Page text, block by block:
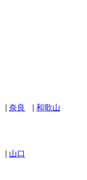
奈良 和歌山
山口